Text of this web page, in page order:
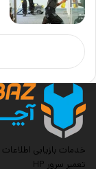
خدمات بازیابی اطلاعات
تعمیر سرور HP